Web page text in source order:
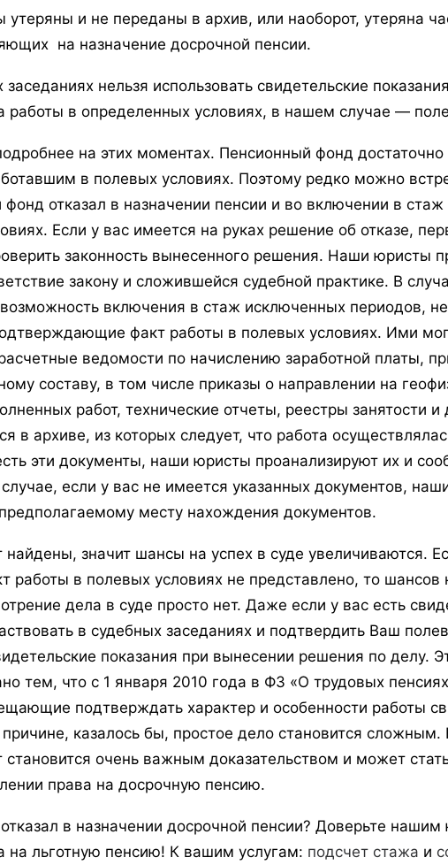
и не переданы в архив, или наоборот, утеряна
на назначение досрочной пенсии.
нельзя использовать свидетельские
работы в определенных условиях, в нашем случае —
на этих моментах. Пенсионный фонд
в полевых условиях. Поэтому редко можно
отказал в назначении пенсии и во включении в стаж
Если у вас имеется на руках решение об отказе,
законность вынесенного решения. Наши юристы
закону и сложившейся судебной практике. В
включения в стаж исключенных периодов,
факт работы в полевых условиях. Ими
ведомости по начислению заработной платы,
составу, в том числе приказы о направлении на
работ, технические отчеты, реестры занятости и
в архиве, из которых следует, что работа
эти документы, наши юристы проанализируют их и
если у вас не имеется указанных документов,
месту нахождения документов.
найдены, значит шансы на успех в суде увеличиваются.
работы в полевых условиях не представлено, то шансов
дела в суде просто нет. Даже если у вас есть
в судебных заседаниях и подтвердить Ваш
показания при вынесении решения по делу.
тем, что с 1 января 2010 года в ФЗ «О трудовых
подтверждать характер и особенности работы
казалось бы, простое дело становится
очень важным доказательством и может
права на досрочную пенсию.
в назначении досрочной пенсии? Доверьте нашим
на льготную пенсию! К вашим услугам: подсчет стажа и